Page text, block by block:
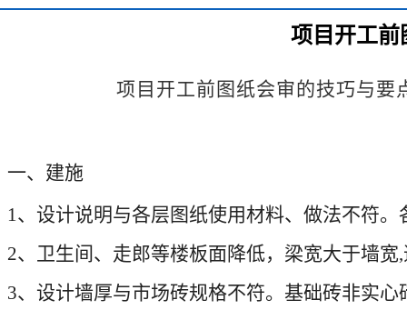
项目开工前
项目开工前图纸会审的技巧与要
一、建施
1、设计说明与各层图纸使用材料、做法不符
2、卫生间、走郎等楼板面降低，梁宽大于墙宽,
3、设计墙厚与市场砖规格不符。基础砖非实